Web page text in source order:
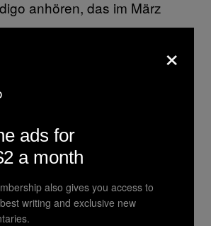
anhören, das im März
×
ads for
a month
also gives you access to
writing and exclusive new